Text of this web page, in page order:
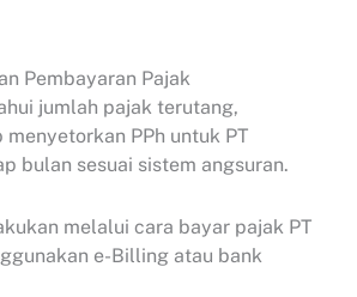
Pembayaran Pajak
jumlah pajak terutang,
menyetorkan PPh untuk PT
bulan sesuai sistem angsuran.
melalui cara bayar pajak PT
e-Billing atau bank